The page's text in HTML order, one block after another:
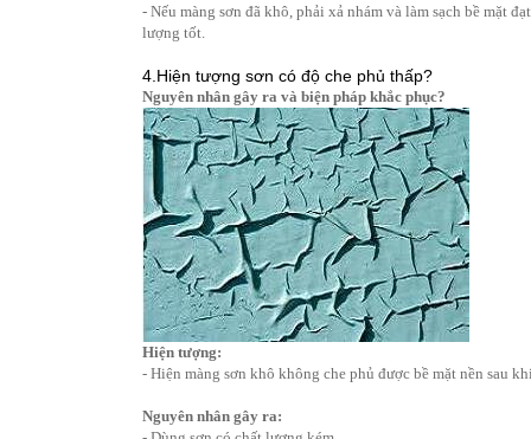
- Nếu màng sơn đã khô, phải xả nhám và làm sạch bề mặt
lượng tốt.
4.Hiện tượng sơn có độ che phủ thấp?
Nguyên nhân gây ra và biện pháp khắc phục?
Hiện tượng:
- Hiện màng sơn khô không che phủ được bề mặt nền sau
Nguyên nhân gây ra: